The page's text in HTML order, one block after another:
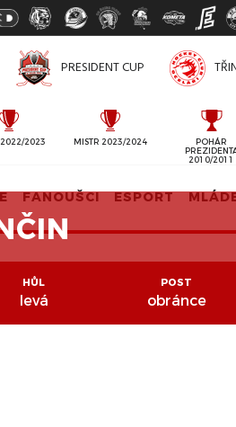
PRESIDENT CUP
2022/2023 MISTR 2023/2024
POHÁR
2010/2011
FANOUŠCI ESPORT
HŮL
levá
POST
obránce